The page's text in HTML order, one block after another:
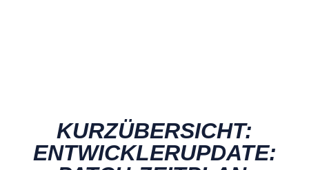
KURZÜBERSICHT:
ENTWICKLERUPDATE: